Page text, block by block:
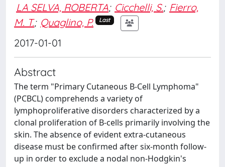
LA SELVA, ROBERTA; Cicchelli, S.; Fierro,
M. T.; Quaglino, P. Last
2017-01-01
Abstract
The term "Primary Cutaneous B-Cell Lymphoma"
(PCBCL) comprehends a variety of
lymphoproliferative disorders characterized by a
clonal proliferation of B-cells primarily involving the
skin. The absence of evident extra-cutaneous
disease must be confirmed after six-month follow-
up in order to exclude a nodal non-Hodgkin's